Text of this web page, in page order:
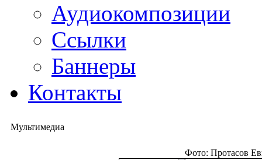
Аудиокомпозиции
Ссылки
Баннеры
Контакты
Мультимедиа
Фото: Протасов